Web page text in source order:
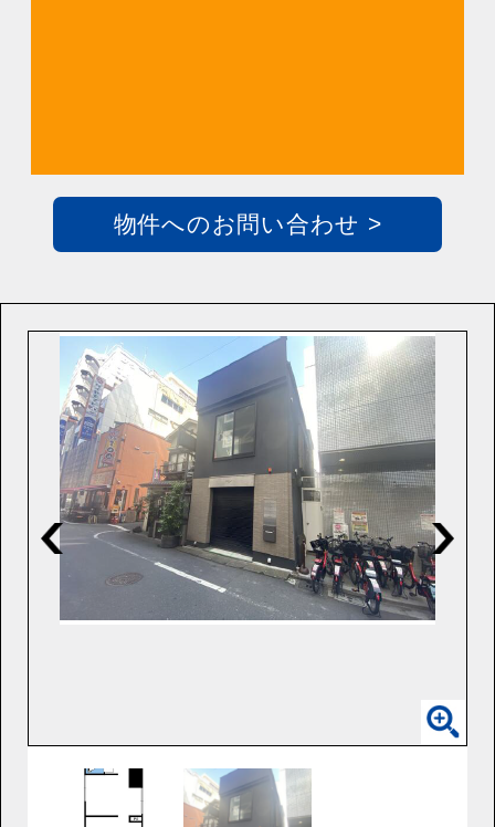
物件へのお問い合わせ >